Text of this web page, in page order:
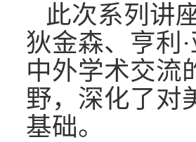
此次系列讲
狄金森、亨利 ·
中外学术交流
野，深化了对
基础。